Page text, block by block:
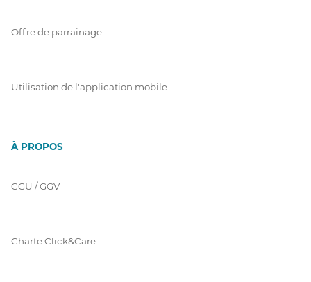
Offre de parrainage
Utilisation de l'application mobile
À PROPOS
CGU / GGV
Charte Click&Care